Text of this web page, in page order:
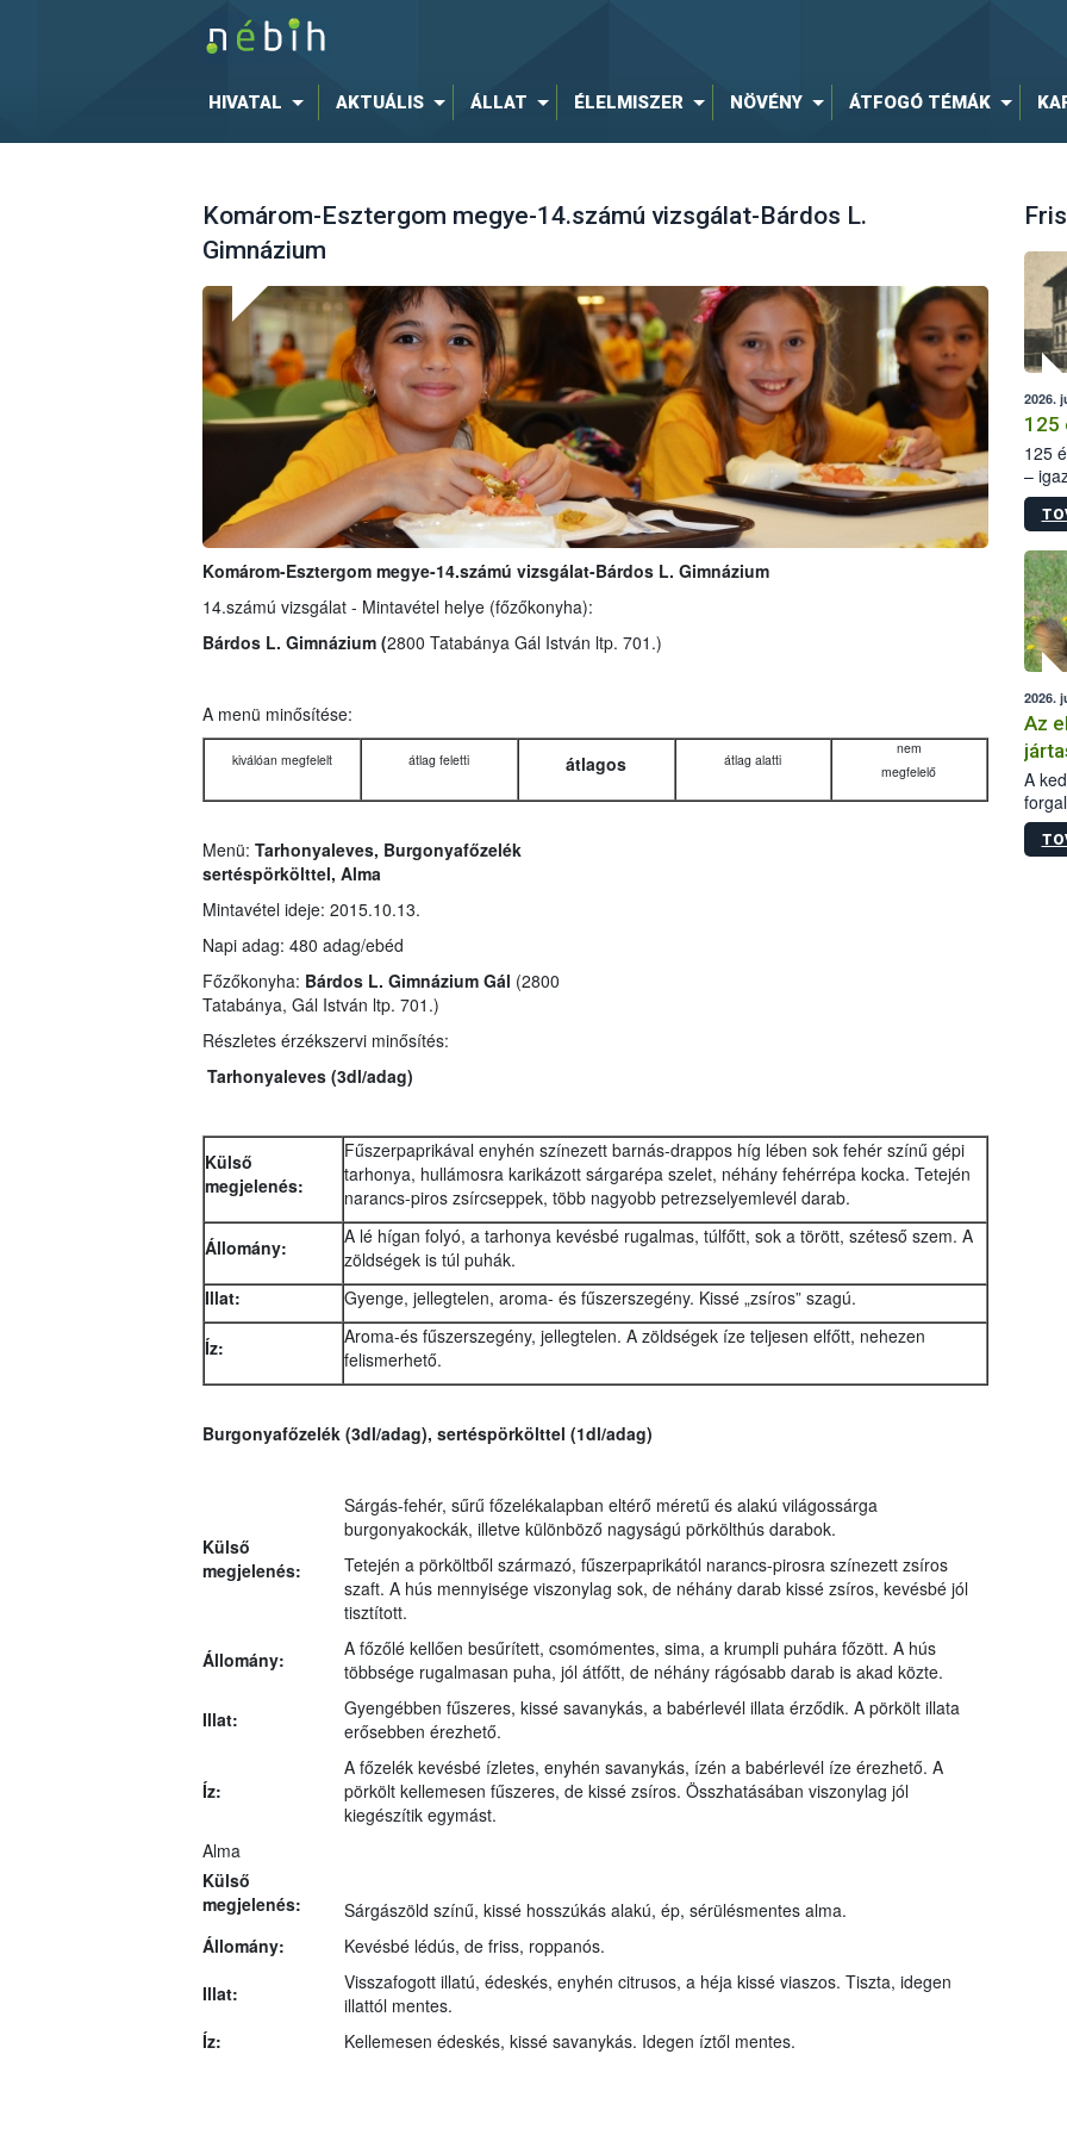
HIVATAL AKTUÁLIS ÁLLAT ÉLELMISZER NÖVÉNY ÁTFOGÓ TÉMÁK
Komárom-Esztergom megye-14.számú vizsgálat-Bárdos L.
Gimnázium
Komárom-Esztergom megye-14.számú vizsgálat-Bárdos L. Gimnázium
14.számú vizsgálat - Mintavétel helye (főzőkonyha):
Bárdos L. Gimnázium (2800 Tatabánya Gál István ltp. 701.)
A menü minősítése:
kiválóan megfelelt átlag feletti átlagos átlag alatti
nem
megfelelő
Menü: Tarhonyaleves, Burgonyafőzelék
sertéspörkölttel, Alma
Mintavétel ideje: 2015.10.13.
Napi adag: 480 adag/ebéd
Főzőkonyha: Bárdos L. Gimnázium Gál (2800
Tatabánya, Gál István ltp. 701.)
Részletes érzékszervi minősítés:
Tarhonyaleves (3dl/adag)
Külső
megjelenés:
Fűszerpaprikával enyhén színezett barnás-drappos híg lében sok fehér színű gépi
tarhonya, hullámosra karikázott sárgarépa szelet, néhány fehérrépa kocka. Tetején
narancs-piros zsírcseppek, több nagyobb petrezselyemlevél darab.
Állomány:
A lé hígan folyó, a tarhonya kevésbé rugalmas, túlfőtt, sok a törött, széteső szem. A
zöldségek is túl puhák.
Illat:
Gyenge, jellegtelen, aroma- és fűszerszegény. Kissé „zsíros” szagú.
Íz:
Aroma-és fűszerszegény, jellegtelen. A zöldségek íze teljesen elfőtt, nehezen
felismerhető.
Burgonyafőzelék (3dl/adag), sertéspörkölttel (1dl/adag)
Külső
megjelenés:
Sárgás-fehér, sűrű főzelékalapban eltérő méretű és alakú világossárga
burgonyakockák, illetve különböző nagyságú pörkölthús darabok.
Tetején a pörköltből származó, fűszerpaprikától narancs-pirosra színezett zsíros
szaft. A hús mennyisége viszonylag sok, de néhány darab kissé zsíros, kevésbé jól
tisztított.
Állomány:
A főzőlé kellően besűrített, csomómentes, sima, a krumpli puhára főzött. A hús
többsége rugalmasan puha, jól átfőtt, de néhány rágósabb darab is akad közte.
Illat:
Gyengébben fűszeres, kissé savanykás, a babérlevél illata érződik. A pörkölt illata
erősebben érezhető.
Íz:
A főzelék kevésbé ízletes, enyhén savanykás, ízén a babérlevél íze érezhető. A
pörkölt kellemesen fűszeres, de kissé zsíros. Összhatásában viszonylag jól
kiegészítik egymást.
Alma
Külső
megjelenés:
Sárgászöld színű, kissé hosszúkás alakú, ép, sérülésmentes alma.
Állomány:
Kevésbé lédús, de friss, roppanós.
Illat:
Visszafogott illatú, édeskés, enyhén citrusos, a héja kissé viaszos. Tiszta, idegen
illattól mentes.
Íz:
Kellemesen édeskés, kissé savanykás. Idegen íztől mentes.
2026.
125
125
–
15.
2026.
Az
A